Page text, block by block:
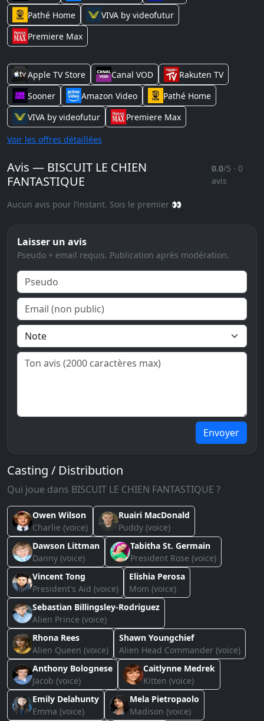
Pathé Home
VIVA by videofutur
Premiere Max
Apple TV Store
Canal VOD
Rakuten TV
Sooner
Amazon Video
Pathé Home
VIVA by videofutur
Premiere Max
Voir les offres détaillées
Avis — BISCUIT LE CHIEN
FANTASTIQUE
0.0/5 · 0
avis
Aucun avis pour l’instant. Sois le premier 👀
Laisser un avis
Pseudo + email requis. Publication après modération.
Envoyer
Casting / Distribution
Qui joue dans BISCUIT LE CHIEN FANTASTIQUE ?
Owen Wilson
Charlie (voice)
Ruairi MacDonald
Puddy (voice)
Dawson Littman
Danny (voice)
Tabitha St. Germain
President Rose (voice)
Vincent Tong
President's Aid (voice)
Elishia Perosa
Mom (voice)
Sebastian Billingsley-Rodriguez
Alien Prince (voice)
Rhona Rees
Alien Queen (voice)
Shawn Youngchief
Alien Head Commander (voice)
Anthony Bolognese
Jacob (voice)
Caitlynne Medrek
Kitten (voice)
Emily Delahunty
Emma (voice)
Mela Pietropaolo
Madison (voice)